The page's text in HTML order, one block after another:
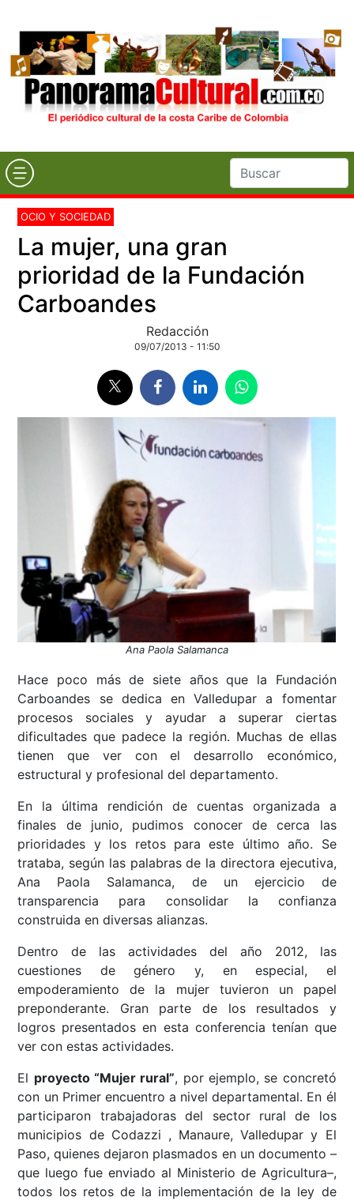
OCIO Y SOCIEDAD
La mujer, una gran
prioridad de la Fundación
Carboandes
Redacción
09/07/2013 - 11:50
Ana Paola Salamanca
Hace poco más de siete años que la Fundación
Carboandes se dedica en Valledupar a fomentar
procesos sociales y ayudar a superar ciertas
dificultades que padece la región. Muchas de ellas
tienen que ver con el desarrollo económico,
estructural y profesional del departamento.
En la última rendición de cuentas organizada a
finales de junio, pudimos conocer de cerca las
prioridades y los retos para este último año. Se
trataba, según las palabras de la directora ejecutiva,
Ana Paola Salamanca, de un ejercicio de
transparencia para consolidar la confianza
construida en diversas alianzas.
Dentro de las actividades del año 2012, las
cuestiones de género y, en especial, el
empoderamiento de la mujer tuvieron un papel
preponderante. Gran parte de los resultados y
logros presentados en esta conferencia tenían que
ver con estas actividades.
El proyecto “Mujer rural”, por ejemplo, se concretó
con un Primer encuentro a nivel departamental. En él
participaron trabajadoras del sector rural de los
municipios de Codazzi , Manaure, Valledupar y El
Paso, quienes dejaron plasmados en un documento –
que luego fue enviado al Ministerio de Agricultura–,
todos los retos de la implementación de la ley de